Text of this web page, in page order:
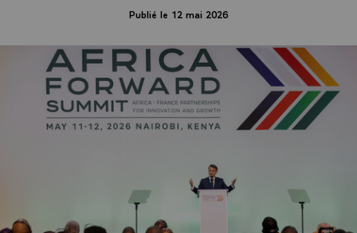
Publié le 12 mai 2026